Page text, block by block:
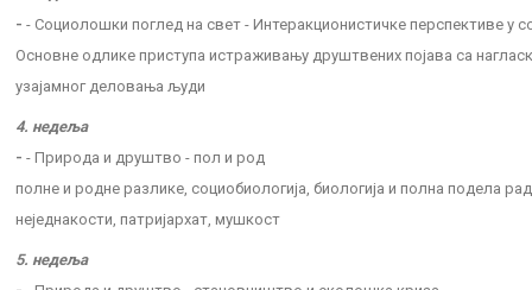
- - Социолошки поглед на свет - Интеракционистичке перспективе у
Основне одлике приступа истраживању друштвених појава са
узајамног деловања људи
4. недеља
- - Природа и друштво - пол и род
полне и родне разлике, социобиологија, биологија и полна подела
неједнакости, патријархат, мушкост
5. недеља